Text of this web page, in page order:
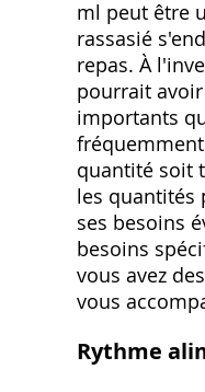
ml peut être
rassasié
repas. À
pourrait
importants
quantité soit
les quantités
ses besoins
besoins
vous avez
vous
Rythme